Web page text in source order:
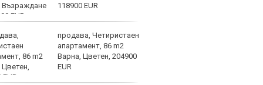
118900 EUR
продава, Четиристаен
апартамент, 86 m2
Варна, Цветен, 204900
EUR